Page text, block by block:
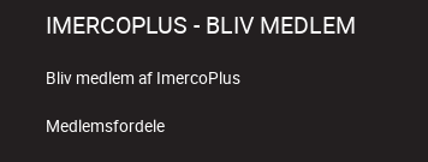
IMERCOPLUS - BLIV MEDLEM
Bliv medlem af ImercoPlus
Medlemsfordele